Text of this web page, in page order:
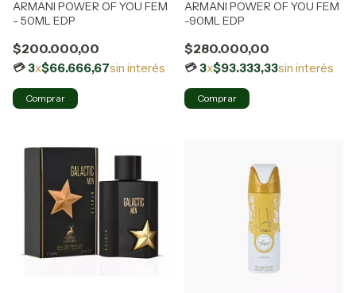
ARMANI POWER OF YOU FEM
- 50ML EDP
$200.000,00
3x$66.666,67sin interés
ARMANI POWER OF YOU FEM
-90ML EDP
$280.000,00
3x$93.333,33sin interés